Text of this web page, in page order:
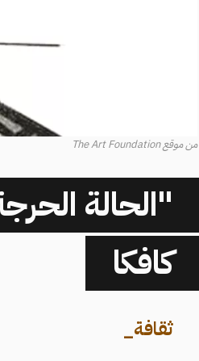
من موقع The Art Foundation
"الحالة
كافكا
ثقافة_